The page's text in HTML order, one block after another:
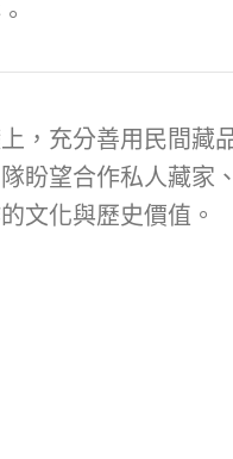
，充分善用民間藏
盼望合作私人藏家
文化與歷史價值。